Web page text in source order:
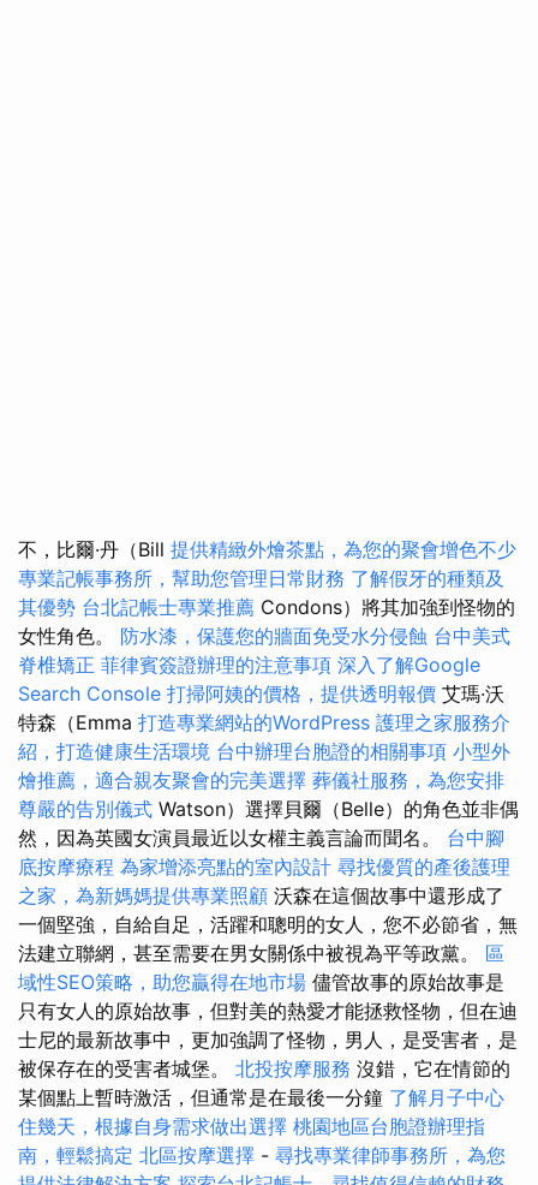
不，比爾·丹（Bill 提供精緻外燴茶點，為您的聚會增色不少
專業記帳事務所，幫助您管理日常財務 了解假牙的種類及
其優勢 台北記帳士專業推薦 Condons）將其加強到怪物的
女性角色。 防水漆，保護您的牆面免受水分侵蝕 台中美式
脊椎矯正 菲律賓簽證辦理的注意事項 深入了解Google
Search Console 打掃阿姨的價格，提供透明報價 艾瑪·沃
特森（Emma 打造專業網站的WordPress 護理之家服務介
紹，打造健康生活環境 台中辦理台胞證的相關事項 小型外
燴推薦，適合親友聚會的完美選擇 葬儀社服務，為您安排
尊嚴的告別儀式 Watson）選擇貝爾（Belle）的角色並非偶
然，因為英國女演員最近以女權主義言論而聞名。 台中腳
底按摩療程 為家增添亮點的室內設計 尋找優質的產後護理
之家，為新媽媽提供專業照顧 沃森在這個故事中還形成了
一個堅強，自給自足，活躍和聰明的女人，您不必節省，無
法建立聯網，甚至需要在男女關係中被視為平等政黨。 區
域性SEO策略，助您贏得在地市場 儘管故事的原始故事是
只有女人的原始故事，但對美的熱愛才能拯救怪物，但在迪
士尼的最新故事中，更加強調了怪物，男人，是受害者，是
被保存在的受害者城堡。 北投按摩服務 沒錯，它在情節的
某個點上暫時激活，但通常是在最後一分鐘 了解月子中心
住幾天，根據自身需求做出選擇 桃園地區台胞證辦理指
南，輕鬆搞定 北區按摩選擇 - 尋找專業律師事務所，為您